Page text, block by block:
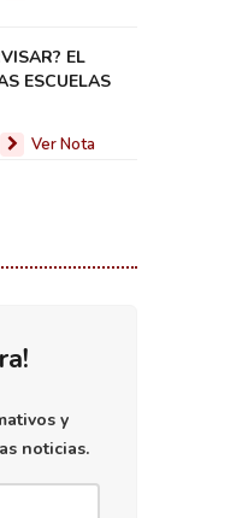
EL
ESCUELAS
Ver Nota
y
noticias.